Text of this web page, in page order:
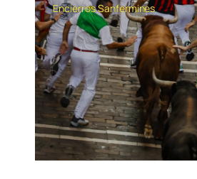
Encierros Sanfermines